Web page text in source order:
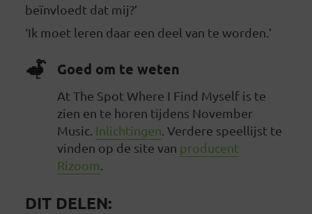
beïnvloedt dat mij?’
‘Ik moet leren daar een deel van te worden.’
Goed om te weten
At The Spot Where I Find Myself is te
zien en te horen tijdens November
Music. Inlichtingen . Verdere speellijst te
vinden op de site van producent
Rizoom
DIT DELEN: